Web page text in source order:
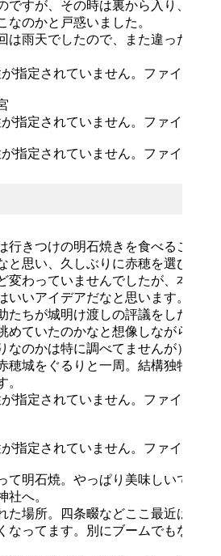
ですが、その時は裏から入り、今回
なのかと戸惑いました。
は雨天でしたので、また違った雰囲
行きつけの明石焼きを食べることで
と思い、久しぶりに赤穂を選びまし
変わっていませんでしたが、本丸跡
いいアイデアだなと思います。
たちが城明け渡しの評議をしたのか
めていたのかなと想像しながら楽し
なのかは特に調べてませんが）
穂城をぐるりと一周。結構独特な作
。
て明石焼。やっぱり美味しいです＾
社へ。
た場所。四条畷などここ最近は楠木
なってます。別にブームでもなんで